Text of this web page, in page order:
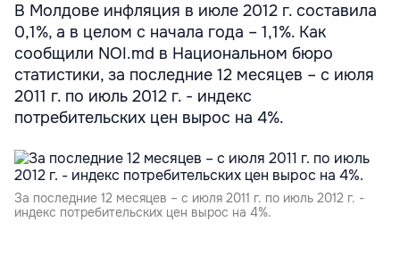
В Молдове инфляция в июле 2012 г. составила
0,1%, а в целом с начала года – 1,1%. Как
сообщили NOI.md в Национальном бюро
статистики, за последние 12 месяцев – с июля
2011 г. по июль 2012 г. - индекс
потребительских цен вырос на 4%.
За последние 12 месяцев – с июля 2011 г. по июль 2012 г. -
индекс потребительских цен вырос на 4%.